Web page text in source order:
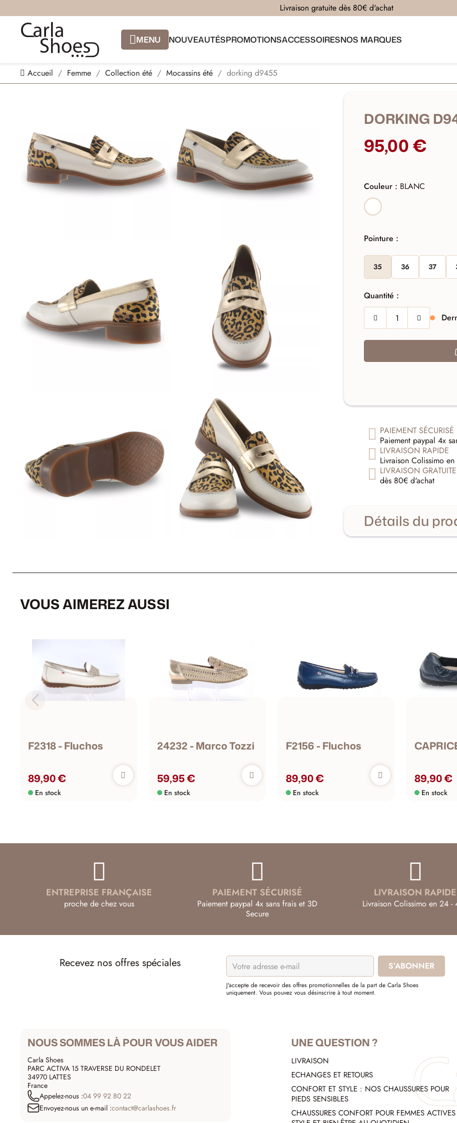
Livraison gratuite dès 80€ d'achat
MENU NOUVEAUTÉSPROMOTIONSACCESSOIRESNOS MARQUES
Accueil Femme Collection été Mocassins été dorking d9455
DORKING
95,00 €
Couleur : BLANC
BLANC
Pointure :
35 36 37
Quantité :
PAIEMENT SÉCURISÉ
Paiement paypal 4x
LIVRAISON RAPIDE
Livraison Colissimo
LIVRAISON GRATUITE
dès 80€ d'achat
Détails du
VOUS AIMEREZ AUSSI
F2318 - Fluchos
89,90 €
En stock
24232 - Marco Tozzi
59,95 €
En stock
F2156 - Fluchos
89,90 €
En stock
89,90 €
En stock
ENTREPRISE FRANÇAISE
proche de chez vous
PAIEMENT SÉCURISÉ
Paiement paypal 4x sans frais et 3D
Secure
LIVRAISON RAPIDE
Livraison Colissimo en 24 -
Recevez nos offres spéciales
J'accepte de recevoir des offres promotionnelles de la part de Carla Shoes
uniquement. Vous pouvez vous désinscrire à tout moment.
NOUS SOMMES LÀ POUR VOUS AIDER
Carla Shoes
PARC ACTIVA 15 TRAVERSE DU RONDELET
34970 LATTES
France
Appelez-nous :04 99 92 80 22
Envoyez-nous un e-mail :contact@carlashoes.fr
UNE QUESTION ?
LIVRAISON
ECHANGES ET RETOURS
CONFORT ET STYLE : NOS CHAUSSURES POUR
PIEDS SENSIBLES
CHAUSSURES CONFORT POUR FEMMES